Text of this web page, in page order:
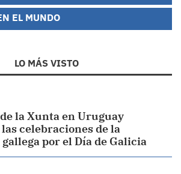
EL MUNDO
LO MÁS VISTO
la Xunta en Uruguay
celebraciones de la
por el Día de Galicia